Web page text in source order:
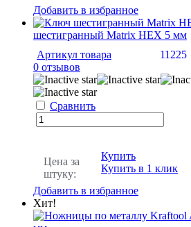
Добавить в избранное
шестигранный Matrix HEX 5 мм
Артикул товара
11225
0 отзывов
Сравнить
Цена за
штуку:
Купить
Купить в 1 клик
Добавить в избранное
Хит!